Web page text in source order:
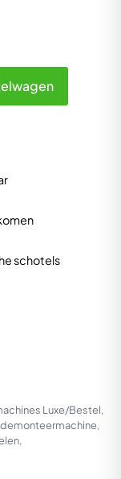
schotels
Luxe/Bestel,
,
,